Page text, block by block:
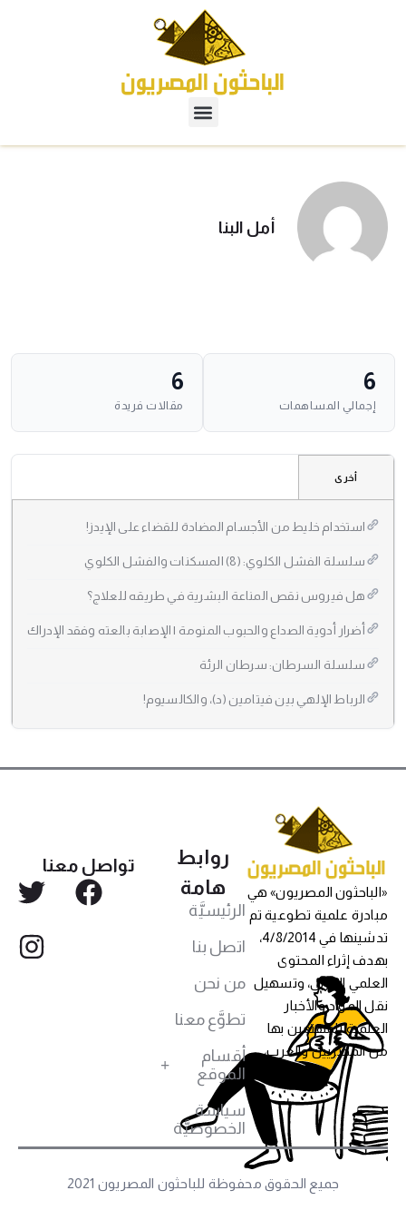
أمل البنا
6
إجمالي المساهمات
6
مقالات فريدة
أخرى
استخدام خليط من الأجسام المضادة للقضاء على الإيدز!
سلسلة الفشل الكلوي: (8) المسكنات والفشل الكلوي
هل فيروس نقص المناعة البشرية في طريقه للعلاج؟
أضرار أدوية الصداع والحبوب المنومة | الإصابة بالعته وفقد الإدراك
سلسلة السرطان: سرطان الرئة
الرباط الإلهي بين فيتامين (د)، والكالسيوم!
«الباحثون المصريون» هي
مبادرة علمية تطوعية تم
تدشينها في 4/8/2014،
بهدف إثراء المحتوى
العلمي العربي، وتسهيل
نقل المواد والأخبار
العلمية للمهتمين بها
من المصريين والعرب،
روابط
هامة
الرئيسيَّة
اتصل بنا
من نحن
تطوَّع معنا
أقسام
الموقع
سياسة
الخصوصيَّة
تواصل معنا
جميع الحقوق محفوظة للباحثون المصريون 2021